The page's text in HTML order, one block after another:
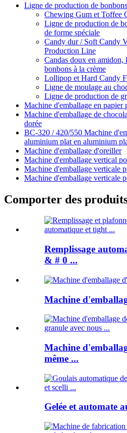
Ligne de production de bonbons
Chewing Gum et Toffee
Ligne de production de
de forme spéciale
Candy dur / Soft Candy
Production Line
Candas doux en
bonbons à la crème
Lollipop et Hard Candy
Ligne de moulage au
Ligne de production de
Machine d'emballage en papier
Machine d'emballage de
dorée
BC-320 / 420/550 Machine
aluminium plat en aluminium
Machine d'emballage d'oreiller
Machine d'emballage vertical
Machine d'emballage verticale
Machine d'emballage verticale
Comporter des
Remplissage
& # 0 ...
Machine
Machine
même ...
Gelée et automate